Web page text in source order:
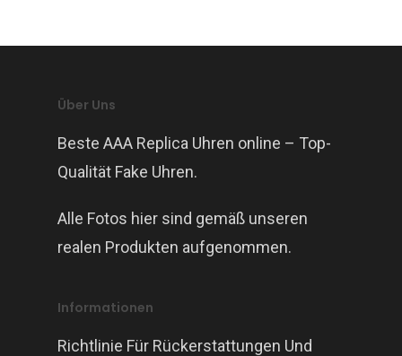
Über Uns
Beste AAA Replica Uhren online – Top-
Qualität Fake Uhren.
Alle Fotos hier sind gemäß unseren
realen Produkten aufgenommen.
Informationen
Richtlinie Für Rückerstattungen Und